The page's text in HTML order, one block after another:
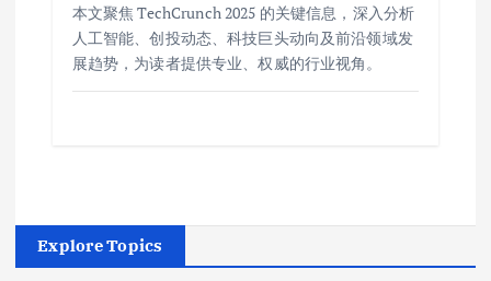
本文聚焦 TechCrunch 2025 的关键信息，深入分析
人工智能、创投动态、科技巨头动向及前沿领域发
展趋势，为读者提供专业、权威的行业视角。
Explore Topics